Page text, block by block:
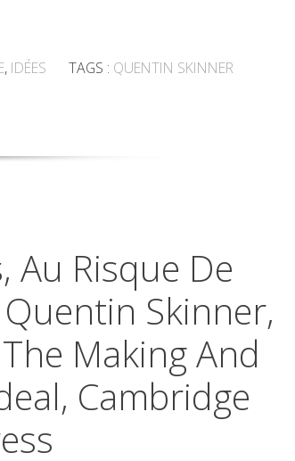
, IDÉES TAGS : QUENTIN SKINNER
Au Risque De
Quentin Skinner,
Making And
Cambridge